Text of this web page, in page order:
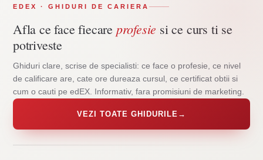
EDEX · GHIDURI DE CARIERA
Afla ce face fiecare profesie si ce curs ti se
potriveste
Ghiduri clare, scrise de specialisti: ce face o profesie, ce nivel
de calificare are, cate ore dureaza cursul, ce certificat obtii si
cum o cauti pe edEX. Informativ, fara promisiuni de marketing.
VEZI TOATE GHIDURILE →